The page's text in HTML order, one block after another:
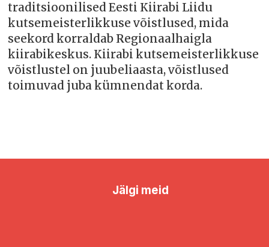
traditsioonilised Eesti Kiirabi Liidu
kutsemeisterlikkuse võistlused, mida
seekord korraldab Regionaalhaigla
kiirabikeskus. Kiirabi kutsemeisterlikkuse
võistlustel on juubeliaasta, võistlused
toimuvad juba kümnendat korda.
Jälgi meid